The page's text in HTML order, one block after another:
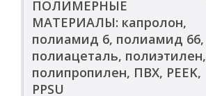
ПОЛИМЕРНЫЕ
МАТЕРИАЛЫ: капролон,
полиамид 6, полиамид 66,
полиацеталь, полиэтилен,
полипропилен, ПВХ, PEEK,
PPSU